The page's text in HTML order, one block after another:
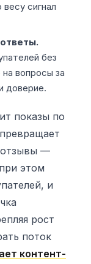
сигнал
без
вопросы за
доверие.
показы по
отзывы —
этом
и
рост
поток
контент-